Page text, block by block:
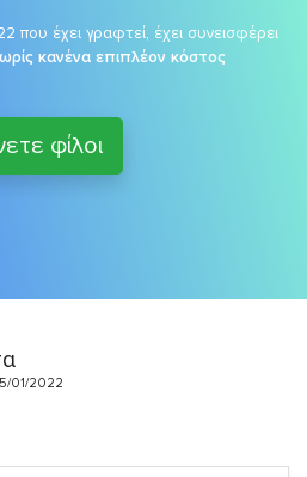
που έχει γραφτεί, έχει συνεισφέρει
κανένα επιπλέον κόστος
φίλοι
01/2022